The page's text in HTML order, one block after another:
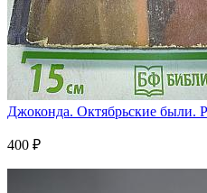
Джоконда. Октябрьские были.
400 ₽